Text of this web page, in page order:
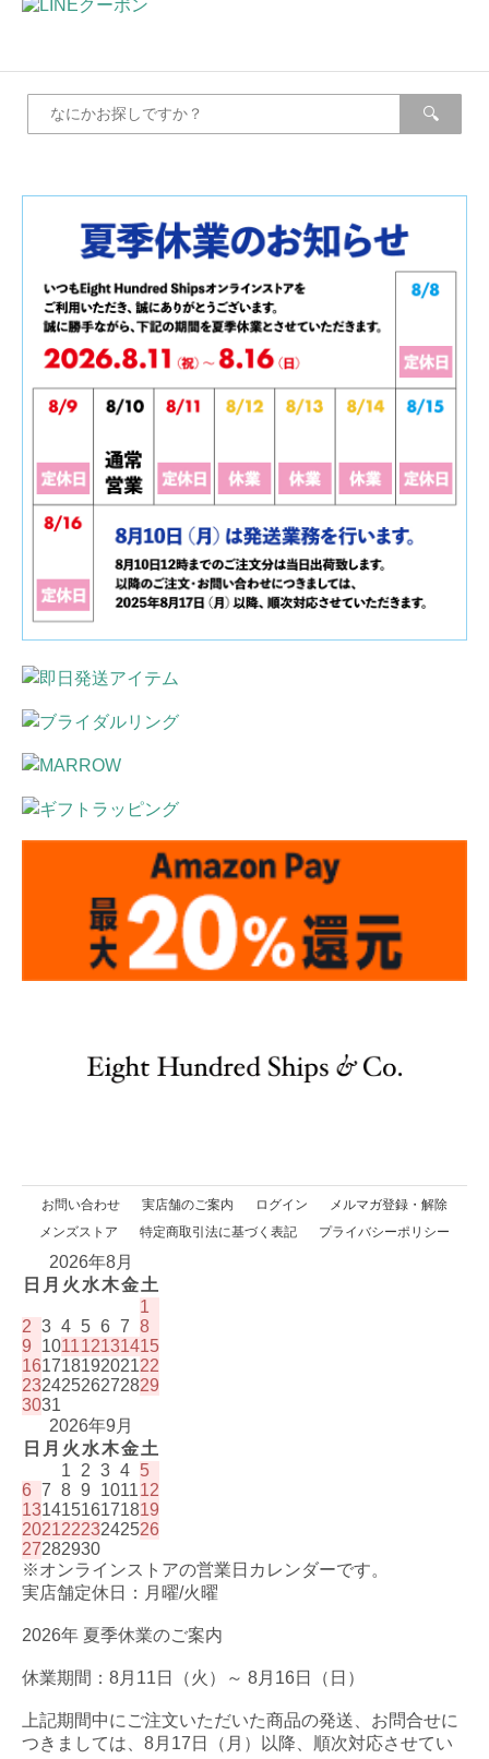
お問い合わせ 実店舗のご案内 ログイン
メルマガ登録・解除
メンズストア
特定商取引法に基づく表記 プライバシーポリシー
2026年8月
日 月 火 水木金土
1
2 3 4 5 6 7 8
9
101112131415
16171819202122
23242526272829
3031
2026年9月
日 月 火 水木金土
1
2 3 4 5
6 7 8 9 101112
13141516171819
20212223242526
27282930
※オンラインストアの営業日カレンダーです。
実店舗定休日：月曜/火曜
2026年 夏季休業のご案内
休業期間：8月11日（火）～ 8月16日（日）
上記期間中にご注文いただいた商品の発送、お問合せに
つきましては、8月17日（月）以降、順次対応させてい